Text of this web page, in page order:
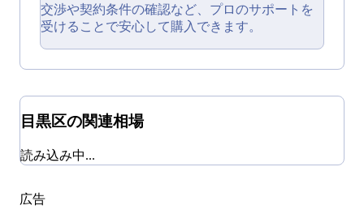
交渉や契約条件の確認など、プロのサポートを
受けることで安心して購入できます。
目黒区の関連相場
読み込み中...
広告